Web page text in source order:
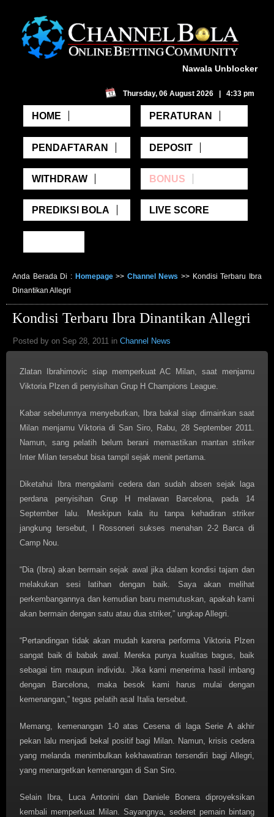
Nawala Unblocker
Thursday, 06 August 2026 | 4:33 pm
HOME PERATURAN
PENDAFTARAN DEPOSIT
WITHDRAW BONUS
PREDIKSI BOLA LIVE SCORE
Anda Berada Di : Homepage>> Channel News >> Kondisi Terbaru Ibra
Dinantikan Allegri
Kondisi Terbaru Ibra Dinantikan Allegri
Posted by on Sep 28, 2011 in Channel News
Zlatan Ibrahimovic siap memperkuat AC Milan, saat menjamu
Viktoria Plzen di penyisihan Grup H Champions League.
Kabar sebelumnya menyebutkan, Ibra bakal siap dimainkan saat
Milan menjamu Viktoria di San Siro, Rabu, 28 September 2011.
Namun, sang pelatih belum berani memastikan mantan striker
Inter Milan tersebut bisa tampil sejak menit pertama.
Diketahui Ibra mengalami cedera dan sudah absen sejak laga
perdana penyisihan Grup H melawan Barcelona, pada 14
September lalu. Meskipun kala itu tanpa kehadiran striker
jangkung tersebut, I Rossoneri sukses menahan 2-2 Barca di
Camp Nou.
“Dia (Ibra) akan bermain sejak awal jika dalam kondisi tajam dan
melakukan sesi latihan dengan baik. Saya akan melihat
perkembangannya dan kemudian baru memutuskan, apakah kami
akan bermain dengan satu atau dua striker,” ungkap Allegri.
“Pertandingan tidak akan mudah karena performa Viktoria Plzen
sangat baik di babak awal. Mereka punya kualitas bagus, baik
sebagai tim maupun individu. Jika kami menerima hasil imbang
dengan Barcelona, maka besok kami harus mulai dengan
kemenangan,” tegas pelatih asal Italia tersebut.
Memang, kemenangan 1-0 atas Cesena di laga Serie A akhir
pekan lalu menjadi bekal positif bagi Milan. Namun, krisis cedera
yang melanda menimbulkan kekhawatiran tersendiri bagi Allegri,
yang menargetkan kemenangan di San Siro.
Selain Ibra, Luca Antonini dan Daniele Bonera diproyeksikan
kembali memperkuat Milan. Sayangnya, sederet pemain bintang